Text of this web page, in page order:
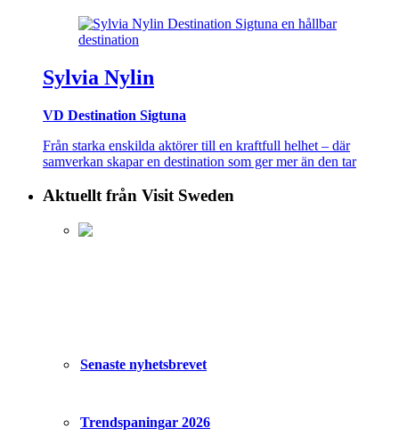
Sylvia Nylin
VD Destination Sigtuna
Från starka enskilda aktörer till en kraftfull helhet – där
samverkan skapar en destination som ger mer än den tar
Aktuellt från Visit Sweden
Senaste nyhetsbrevet
Trendspaningar 2026